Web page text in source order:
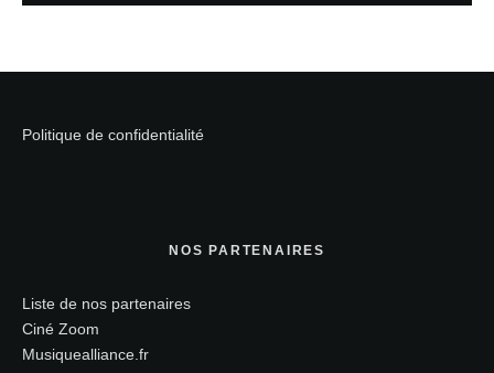
Politique de confidentialité
NOS PARTENAIRES
Liste de nos partenaires
Ciné Zoom
Musiquealliance.fr